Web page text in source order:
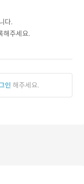
다.
해주세요.
인 해주세요.